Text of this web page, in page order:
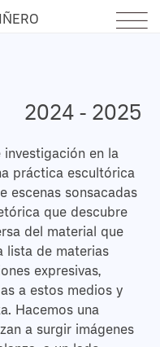
2024 - 2025
en la
práctica escultórica
escenas sonsacadas
que descubre
del material que
lista de materias
expresivas,
a estos medios y
Hacemos una
a surgir imágenes